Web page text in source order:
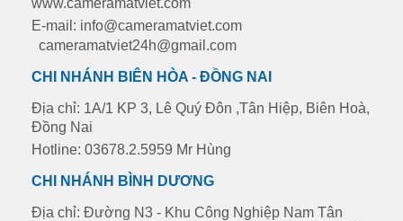
E-mail: info@cameramatviet.com
cameramatviet24h@gmail.com
CHI NHÁNH BIÊN HÒA - ĐỒNG NAI
Địa chỉ: 1A/1 KP 3, Lê Quý Đôn ,Tân Hiệp, Biên Hoà,
Đồng Nai
Hotline: 03678.2.5959 Mr Hùng
CHI NHÁNH BÌNH DƯƠNG
Địa chỉ: Đường N3 - Khu Công Nghiệp Nam Tân